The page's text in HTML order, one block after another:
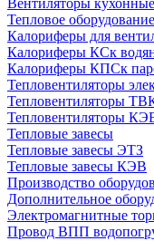
Вентиляторы
Тепловое оборудование
Калориферы для
Калориферы КСк
Калориферы КПСк
Тепловентиляторы
Тепловентиляторы
Тепловентиляторы
Тепловые завесы
Тепловые завесы ЭТЗ
Тепловые завесы КЭВ
Производство
Дополнительное
Электромагнитные
Провод ВПП